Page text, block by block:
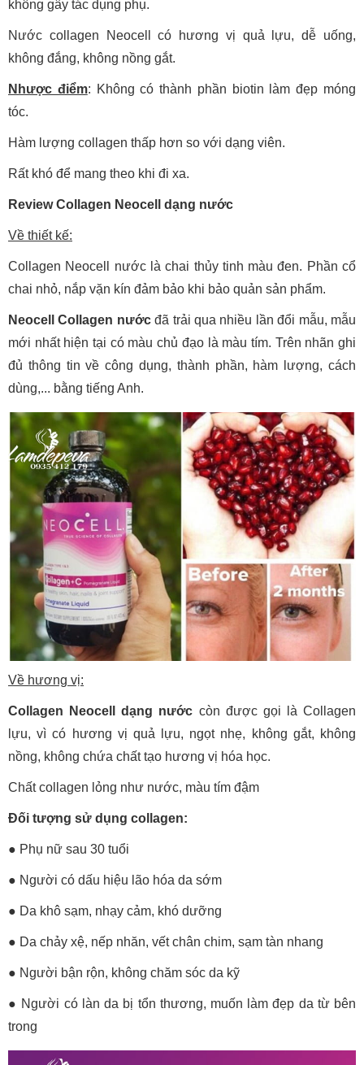
không gây tác dụng phụ.
Nước collagen Neocell có hương vị quả lựu, dễ uống,
không đắng, không nồng gắt.
Nhược điểm: Không có thành phần biotin làm đẹp móng
tóc.
Hàm lượng collagen thấp hơn so với dạng viên.
Rất khó để mang theo khi đi xa.
Review Collagen Neocell dạng nước
Về thiết kế:
Collagen Neocell nước là chai thủy tinh màu đen. Phần cổ
chai nhỏ, nắp vặn kín đảm bảo khi bảo quản sản phẩm.
Neocell Collagen nướcđã trải qua nhiều lần đổi mẫu, mẫu
mới nhất hiện tại có màu chủ đạo là màu tím. Trên nhãn ghi
đủ thông tin về công dụng, thành phần, hàm lượng, cách
dùng,... bằng tiếng Anh.
Về hương vị:
Collagen Neocell dạng nước còn được gọi là Collagen
lựu, vì có hương vị quả lựu, ngọt nhẹ, không gắt, không
nồng, không chứa chất tạo hương vị hóa học.
Chất collagen lỏng như nước, màu tím đậm
Đối tượng sử dụng collagen:
● Phụ nữ sau 30 tuổi
● Người có dấu hiệu lão hóa da sớm
● Da khô sạm, nhạy cảm, khó dưỡng
● Da chảy xệ, nếp nhăn, vết chân chim, sạm tàn nhang
● Người bận rộn, không chăm sóc da kỹ
● Người có làn da bị tổn thương, muốn làm đẹp da từ bên
trong